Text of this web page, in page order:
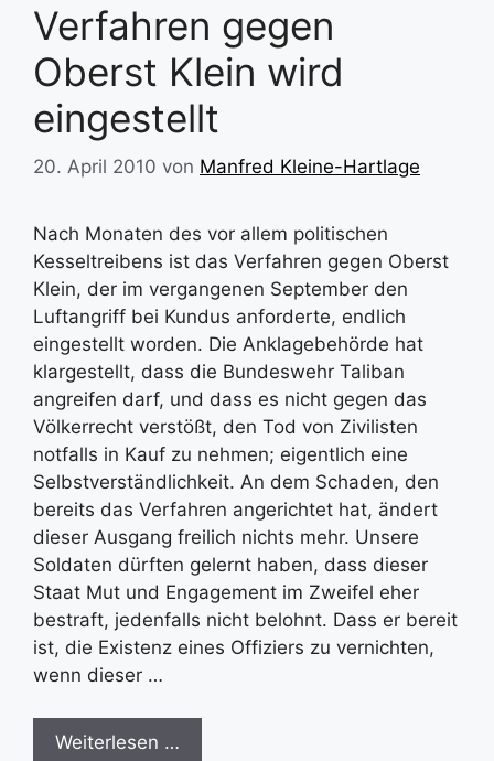
Verfahren gegen
Oberst Klein wird
eingestellt
20. April 2010 von Manfred Kleine-Hartlage
Nach Monaten des vor allem politischen
Kesseltreibens ist das Verfahren gegen Oberst
Klein, der im vergangenen September den
Luftangriff bei Kundus anforderte, endlich
eingestellt worden. Die Anklagebehörde hat
klargestellt, dass die Bundeswehr Taliban
angreifen darf, und dass es nicht gegen das
Völkerrecht verstößt, den Tod von Zivilisten
notfalls in Kauf zu nehmen; eigentlich eine
Selbstverständlichkeit. An dem Schaden, den
bereits das Verfahren angerichtet hat, ändert
dieser Ausgang freilich nichts mehr. Unsere
Soldaten dürften gelernt haben, dass dieser
Staat Mut und Engagement im Zweifel eher
bestraft, jedenfalls nicht belohnt. Dass er bereit
ist, die Existenz eines Offiziers zu vernichten,
wenn dieser …
Weiterlesen …